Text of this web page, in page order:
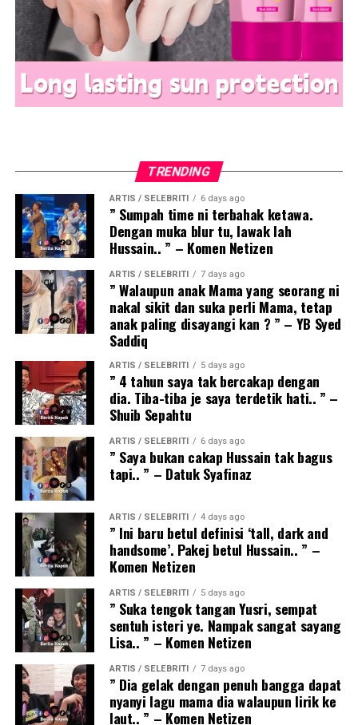
TRENDING
ARTIS / SELEBRITI 6 days ago
” Sumpah time ni terbahak ketawa.
Dengan muka blur tu, lawak lah
Hussain.. ” – Komen Netizen
ARTIS / SELEBRITI 7 days ago
” Walaupun anak Mama yang seorang ni
nakal sikit dan suka perli Mama, tetap
anak paling disayangi kan ? ” – YB Syed
Saddiq
ARTIS / SELEBRITI 5 days ago
” 4 tahun saya tak bercakap dengan
dia. Tiba-tiba je saya terdetik hati.. ” –
Shuib Sepahtu
ARTIS / SELEBRITI 6 days ago
” Saya bukan cakap Hussain tak bagus
tapi.. ” – Datuk Syafinaz
ARTIS / SELEBRITI 4 days ago
” Ini baru betul definisi ‘tall, dark and
handsome’. Pakej betul Hussain.. ” –
Komen Netizen
ARTIS / SELEBRITI 5 days ago
” Suka tengok tangan Yusri, sempat
sentuh isteri ye. Nampak sangat sayang
Lisa.. ” – Komen Netizen
ARTIS / SELEBRITI 7 days ago
” Dia gelak dengan penuh bangga dapat
nyanyi lagu mama dia walaupun lirik ke
laut.. ” – Komen Netizen